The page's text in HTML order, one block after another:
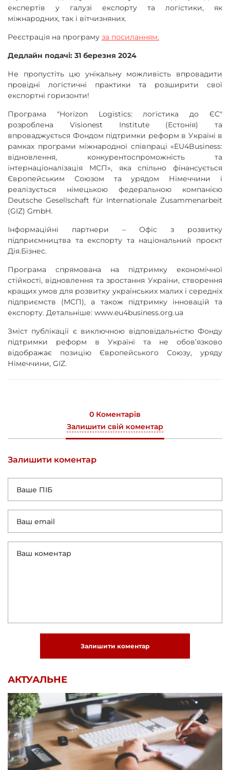
експертів у галузі експорту та логістики, як
міжнародних, так і вітчизняних.
Реєстрація на програму за посиланням.
Дедлайн подачі: 31 березня 2024
Не пропустіть цю унікальну можливість впровадити
провідні логістичні практики та розширити свої
експортні горизонти!
Програма "Horizon Logistics: логістика до ЄС"
розроблена Visionest Institute (Естонія) та
впроваджується Фондом підтримки реформ в Україні в
рамках програми міжнародної співпраці «EU4Business:
відновлення, конкурентоспроможність та
інтернаціоналізація МСП», яка спільно фінансується
Європейським Союзом та урядом Німеччини і
реалізується німецькою федеральною компанією
Deutsche Gesellschaft für Internationale Zusammenarbeit
(GIZ) GmbH.
Інформаційні партнери – Офіс з розвитку
підприємництва та експорту та національний проєкт
Дія.Бізнес.
Програма спрямована на підтримку економічної
стійкості, відновлення та зростання України, створення
кращих умов для розвитку українських малих і середніх
підприємств (МСП), а також підтримку інновацій та
експорту. Детальніше: www.eu4business.org.ua
Зміст публікації є виключною відповідальністю Фонду
підтримки реформ в Україні та не обов’язково
відображає позицію Європейського Союзу, уряду
Німеччини, GIZ.
0 Коментарів
Залишити свій коментар
Залишити коментар
Залишити коментар
АКТУАЛЬНЕ